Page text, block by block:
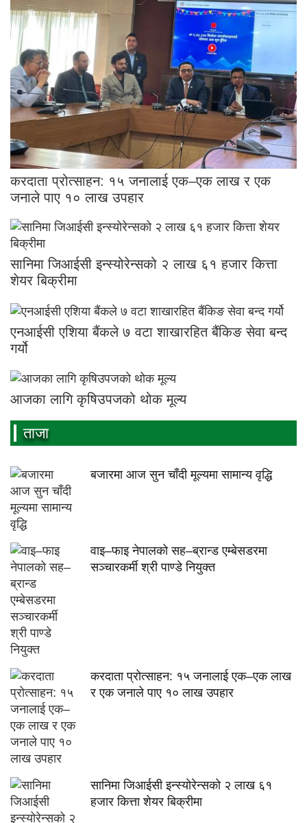
करदाता प्रोत्साहन: १५ जनालाई एक–एक लाख र एक
जनाले पाए १० लाख उपहार
सानिमा जिआईसी इन्स्योरेन्सको २ लाख ६१ हजार कित्ता
शेयर बिक्रीमा
एनआईसी एशिया बैंकले ७ वटा शाखारहित बैंकिङ सेवा बन्द
गर्यो
आजका लागि कृषिउपजको थोक मूल्य
ताजा
बजारमा आज सुन चाँदी मूल्यमा सामान्य वृद्धि
वाइ–फाइ नेपालको सह–ब्रान्ड एम्बेसडरमा
सञ्चारकर्मी श्री पाण्डे नियुक्त
करदाता प्रोत्साहन: १५ जनालाई एक–एक लाख
र एक जनाले पाए १० लाख उपहार
सानिमा जिआईसी इन्स्योरेन्सको २ लाख ६१
हजार कित्ता शेयर बिक्रीमा